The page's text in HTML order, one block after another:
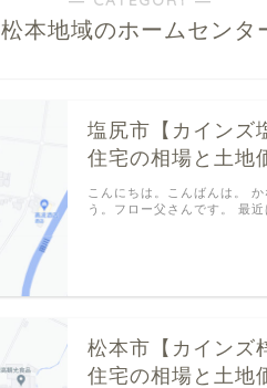
松本地域のホームセンタ
塩尻市【カインズ
住宅の相場と土地
こんにちは。こんばんは。
う。フロー父さんです。 最
松本市【カインズ
住宅の相場と土地